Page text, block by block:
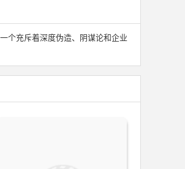
个充斥着深度伪造、阴谋论和企业